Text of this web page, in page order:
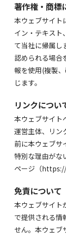
著作権・商標
本ウェブサイト
イン・テキスト
て当社に帰属し
認められる場合
報を使用(複製
じます。
リンクについ
本ウェブサイト
運営主体、リン
前に本ウェブサ
特別な理由がな
ページ（
免責について
本ウェブサイト
で提供される情
せん。本ウェブ